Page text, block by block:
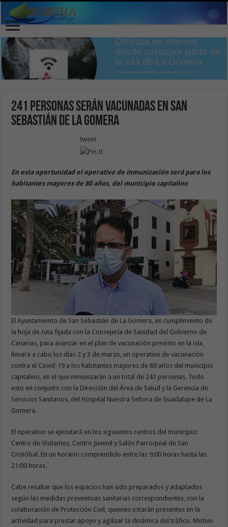
241 personas serán vacunadas en San
Sebastián de La Gomera
tweet
En esta oportunidad el operativo de inmunización será para los
habitantes mayores de 80 años, del municipio capitalino
El Ayuntamiento de San Sebastián de La Gomera, en cumplimiento de
la hoja de ruta fijada con la Consejería de Sanidad del Gobierno de
Canarias, para avanzar en el plan de vacunación previsto en la isla,
llevará a cabo los días 2 y 3 de marzo, un operativo de vacunación
contra el Covid-19 a los habitantes mayores de 80 años del municipio
capitalino, en el que inmunizarán a un total de 241 personas. Todo
esto en conjunto con la Dirección del Área de Salud y la Gerencia de
Servicios Sanitarios, del Hospital Nuestra Señora de Guadalupe de La
Gomera.
El operativo se ejecutará en los siguientes centros del municipio:
Centro de Visitantes, Centro Juvenil y Salón Parroquial de San
Cristóbal. En un horario comprendido entre las 9:00 horas hasta las
21:00 horas.
Cabe resaltar que los espacios han sido preparados y adaptados
según las medidas preventivas sanitarias correspondientes, con la
colaboración de Protección Civil, quienes estarán presentes en la
actividad para prestar apoyo y agilizar la dinámica del tráfico. Motivo